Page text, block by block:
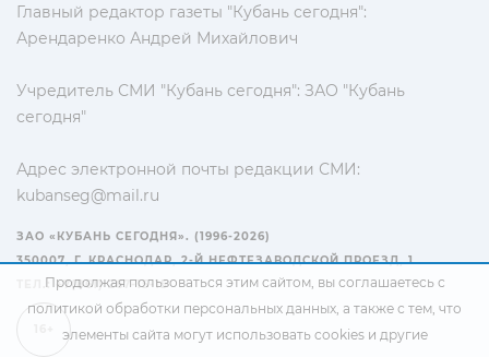
Главный редактор газеты "Кубань сегодня":
Арендаренко Андрей Михайлович
Учредитель СМИ "Кубань сегодня": ЗАО "Кубань
сегодня"
Адрес электронной почты редакции СМИ:
kubanseg@mail.ru
ЗАО «КУБАНЬ СЕГОДНЯ». (1996-2026)
350007, Г. КРАСНОДАР, 2-Й НЕФТЕЗАВОДСКОЙ ПРОЕЗД, 1
ТЕЛ.: +7(861) 267-15-15
Продолжая пользоваться этим сайтом, вы соглашаетесь с
политикой обработки персональных данных, а также с тем, что
элементы сайта могут использовать cookies и другие